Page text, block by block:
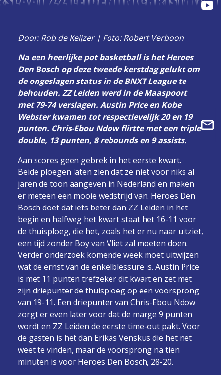
Door: Rob de Keijzer | Foto: Robert Verboon
Na een heerlijke pot basketball is het Heroes
Den Bosch op deze tweede kerstdag gelukt om
de ongeslagen status in de BNXT League te
behouden. ZZ Leiden werd in de Maaspoort
met 79-74 verslagen. Austin Price en Kobe
Webster kwamen tot respectievelijk 20 en 19
punten. Chris-Ebou Ndow flirtte met een triple-
double, 13 punten, 8 rebounds en 9 assists.
Aan scores geen gebrek in het eerste kwart.
Beide ploegen laten zien dat ze niet voor niks al
jaren de toon aangeven in Nederland en maken
er meteen een mooie wedstrijd van. Heroes Den
Bosch doet dat iets beter dan ZZ Leiden in het
begin en halfweg het kwart staat het 16-11 voor
de thuisploeg, die het, zoals het er nu naar uitziet,
een tijd zonder Boy van Vliet zal moeten doen.
Verder onderzoek komende week moet uitwijzen
wat de ernst van de enkelblessure is. Austin Price
is met 11 punten trefzeker dit kwart en zet met
zijn driepunter de thuisploeg op een voorsprong
van 19-11. Een driepunter van Chris-Ebou Ndow
zorgt er even later voor dat de marge 9 punten
wordt en ZZ Leiden de eerste time-out pakt. Voor
de gasten is het dan Erikas Venskus die het net
weet te vinden, maar de voorsprong na tien
minuten is voor Heroes Den Bosch, 28-20.